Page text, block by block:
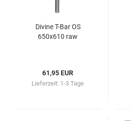
Divine T-Bar OS
650x610 raw
61,95 EUR
Lieferzeit: 1-3 Tage